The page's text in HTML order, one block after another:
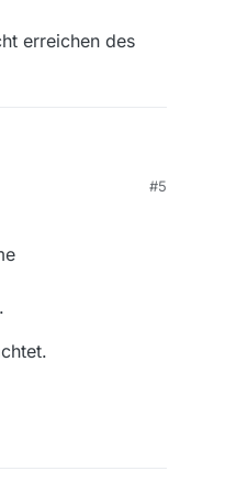
erreichen des
#5